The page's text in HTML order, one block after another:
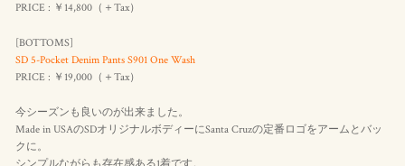
PRICE : ￥14,800（＋Tax）
[BOTTOMS]
SD 5-Pocket Denim Pants S901 One Wash
PRICE : ￥19,000（＋Tax）
今シーズンも良いのが出来ました。
Made in USAのSDオリジナルボディーにSanta Cruzの定番ロゴをアームとバッ
クに。